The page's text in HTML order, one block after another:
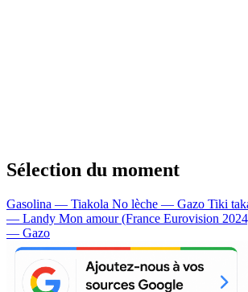
Sélection du moment
Gasolina — Tiakola No lèche — Gazo Tiki
— Landy Mon amour (France Eurovision
— Gazo